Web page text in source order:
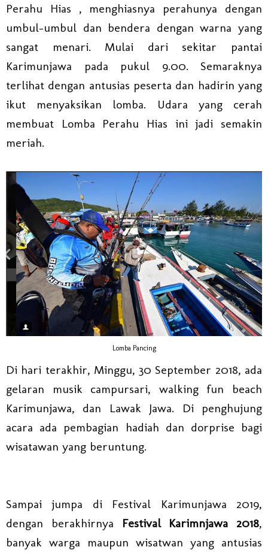
Perahu Hias , menghiasnya perahunya dengan
umbul-umbul dan bendera dengan warna yang
sangat menari. Mulai dari sekitar pantai
Karimunjawa pada pukul 9.00. Semaraknya
terlihat dengan antusias peserta dan hadirin yang
ikut menyaksikan lomba. Udara yang cerah
membuat Lomba Perahu Hias ini jadi semakin
meriah.
Lomba Pancing
Di hari terakhir, Minggu, 30 September 2018, ada
gelaran musik campursari, walking fun beach
Karimunjawa, dan Lawak Jawa. Di penghujung
acara ada pembagian hadiah dan dorprise bagi
wisatawan yang beruntung.
Sampai jumpa di Festival Karimunjawa 2019,
dengan berakhirnya
Festival Karimnjawa 2018,
banyak warga maupun wisatwan yang antusias